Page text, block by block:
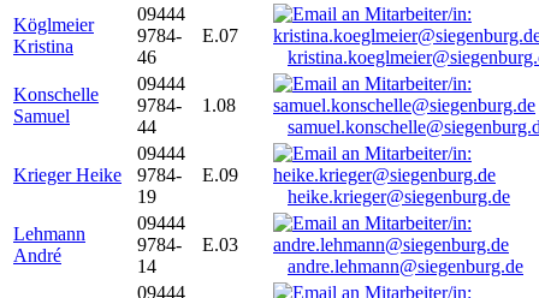
Köglmeier
Kristina
09444
9784-
46
E.07
Konschelle
Samuel
09444
9784-
44
1.08
Krieger Heike
09444
9784-
19
E.09
heike.krieger@siegenburg.de
Lehmann
André
09444
9784-
14
E.03
andre.lehmann@siegenburg.de
09444